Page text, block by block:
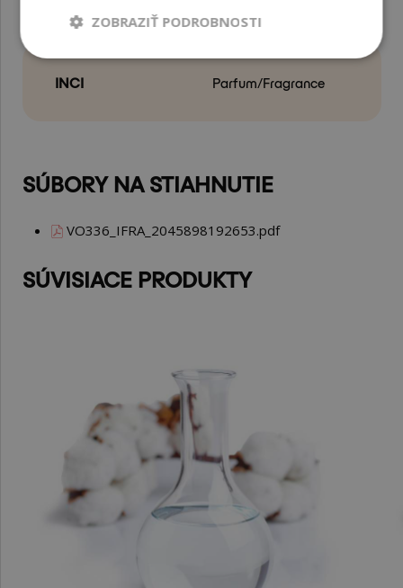
PARAMETRE
INCI Parfum/Fragrance
SÚBORY NA STIAHNUTIE
VO336_IFRA_2045898192653.pdf
SÚVISIACE PRODUKTY
ZOBRAZIŤ PODROBNOSTI